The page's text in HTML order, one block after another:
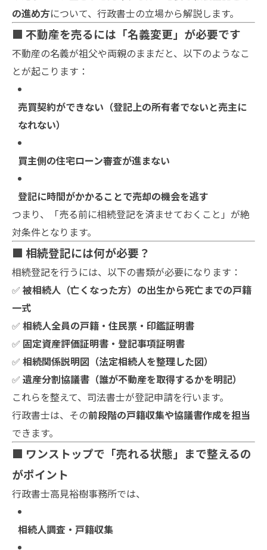
の進め方について、行政書士の立場から解説します。
■ 不動産を売るには「名義変更」が必要です
不動産の名義が祖父や両親のままだと、以下のようなこ
とが起こります：
売買契約ができない（登記上の所有者でないと売主に
なれない）
買主側の住宅ローン審査が進まない
登記に時間がかかることで売却の機会を逃す
つまり、「売る前に相続登記を済ませておくこと」が絶
対条件となります。
■ 相続登記には何が必要？
相続登記を行うには、以下の書類が必要になります：
✅ 被相続人（亡くなった方）の出生から死亡までの戸籍
一式
✅ 相続人全員の戸籍・住民票・印鑑証明書
✅ 固定資産評価証明書・登記事項証明書
✅ 相続関係説明図（法定相続人を整理した図）
✅ 遺産分割協議書（誰が不動産を取得するかを明記）
これらを整えて、司法書士が登記申請を行います。
行政書士は、その前段階の戸籍収集や協議書作成を担当
できます。
■ ワンストップで「売れる状態」まで整えるの
がポイント
行政書士高見裕樹事務所では、
相続人調査・戸籍収集